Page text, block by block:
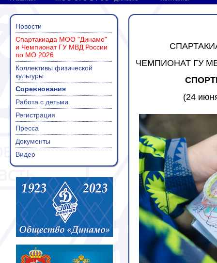
Новости
Спартакиада МОО "Динамо"
и Чемпионат ГУ МВД России
по МО 2026
Коллективы физической
культуры
Соревнования
Работа с детьми
Регистрация
Пресса
Документы
Видео
ЧЕМПИОНАТ ГУ
(24